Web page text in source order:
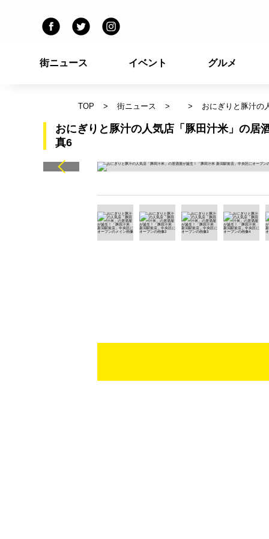
街ニュース イベント グルメ
TOP 街ニュース おにぎりと豚汁の
おにぎりと豚汁の人気店「豚田汁米」の居
真6